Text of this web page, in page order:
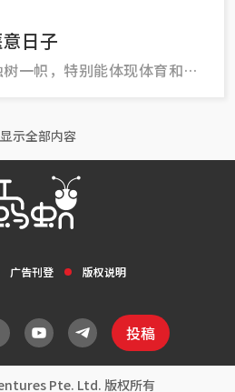
日子
一帜，特别能体现体育和群
示全部内容
广告刊登 版权说明
投稿
Pte. Ltd. 版权所有